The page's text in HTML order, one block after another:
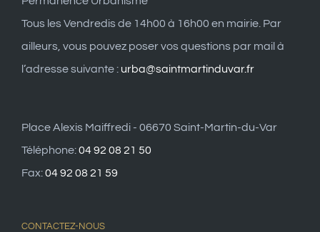
Tous les Vendredis de 14h00 à 16h00 en mairie. Par
ailleurs, vous pouvez poser vos questions par mail à
l’adresse suivante : urba@saintmartinduvar.fr
Place Alexis Maiffredi - 06670 Saint-Martin-du-Var
Téléphone:04 92 08 21 50
Fax:04 92 08 21 59
CONTACTEZ-NOUS